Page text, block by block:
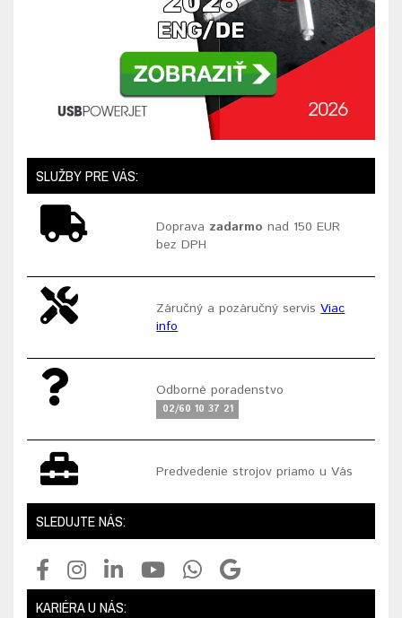
SLUŽBY PRE VÁS:
Doprava zadarmo nad 150 EUR
bez DPH
Záručný a pozáručný servisViac
info
Odborné poradenstvo
02/60 10 37 21
Predvedenie strojov priamo u Vás
SLEDUJTE NÁS:
KARIÉRA U NÁS: